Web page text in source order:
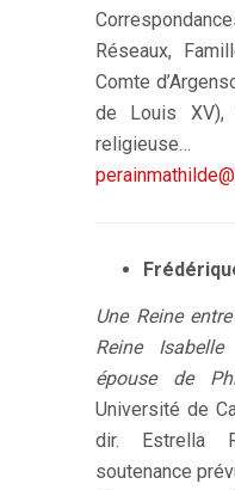
Réseaux,
Comte
de Louis XV),
religieuse…
Une Reine
Reine
épouse de
Université de
dir. Estrella
soutenance